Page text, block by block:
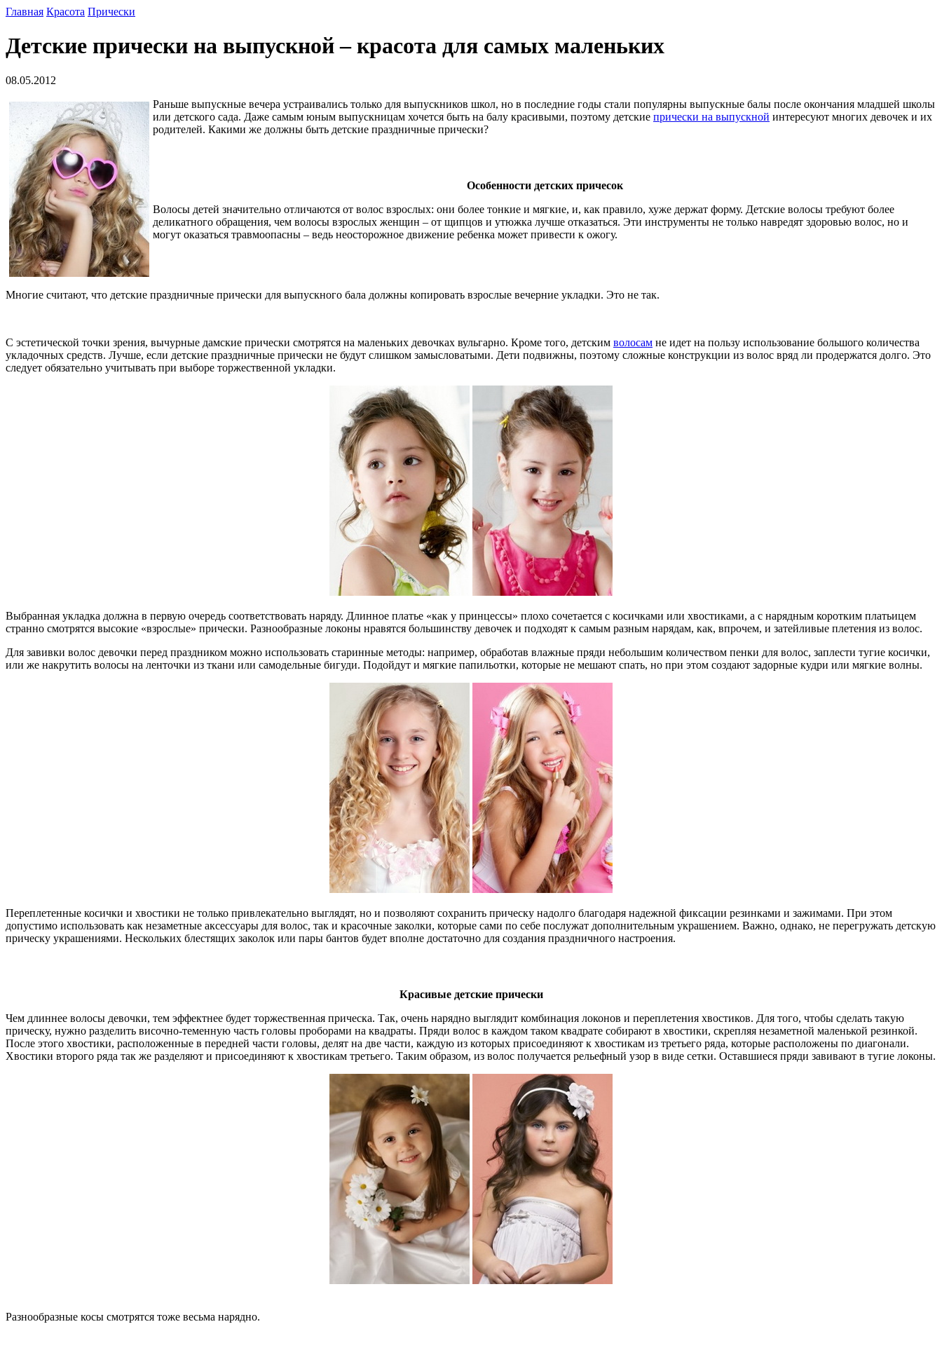
Главная Красота Прически
Детские прически на выпускной – красота для самых маленьких
08.05.2012
Раньше выпускные вечера устраивались только для выпускников школ, но в последние годы стали популярны выпускные балы после окончания младшей школы
или детского сада. Даже самым юным выпускницам хочется быть на балу красивыми, поэтому детские прически на выпускной интересуют многих девочек и их
родителей. Какими же должны быть детские праздничные прически?
Особенности детских причесок
Волосы детей значительно отличаются от волос взрослых: они более тонкие и мягкие, и, как правило, хуже держат форму. Детские волосы требуют более
деликатного обращения, чем волосы взрослых женщин – от щипцов и утюжка лучше отказаться. Эти инструменты не только навредят здоровью волос, но и
могут оказаться травмоопасны – ведь неосторожное движение ребенка может привести к ожогу.
Многие считают, что детские праздничные прически для выпускного бала должны копировать взрослые вечерние укладки. Это не так.
С эстетической точки зрения, вычурные дамские прически смотрятся на маленьких девочках вульгарно. Кроме того, детским волосам не идет на пользу использование большого количества
укладочных средств. Лучше, если детские праздничные прически не будут слишком замысловатыми. Дети подвижны, поэтому сложные конструкции из волос вряд ли продержатся долго. Это
следует обязательно учитывать при выборе торжественной укладки.
Выбранная укладка должна в первую очередь соответствовать наряду. Длинное платье «как у принцессы» плохо сочетается с косичками или хвостиками, а с нарядным коротким платьицем
странно смотрятся высокие «взрослые» прически. Разнообразные локоны нравятся большинству девочек и подходят к самым разным нарядам, как, впрочем, и затейливые плетения из волос.
Для завивки волос девочки перед праздником можно использовать старинные методы: например, обработав влажные пряди небольшим количеством пенки для волос, заплести тугие косички,
или же накрутить волосы на ленточки из ткани или самодельные бигуди. Подойдут и мягкие папильотки, которые не мешают спать, но при этом создают задорные кудри или мягкие волны.
Переплетенные косички и хвостики не только привлекательно выглядят, но и позволяют сохранить прическу надолго благодаря надежной фиксации резинками и зажимами. При этом
допустимо использовать как незаметные аксессуары для волос, так и красочные заколки, которые сами по себе послужат дополнительным украшением. Важно, однако, не перегружать детскую
прическу украшениями. Нескольких блестящих заколок или пары бантов будет вполне достаточно для создания праздничного настроения.
Красивые детские прически
Чем длиннее волосы девочки, тем эффектнее будет торжественная прическа. Так, очень нарядно выглядит комбинация локонов и переплетения хвостиков. Для того, чтобы сделать такую
прическу, нужно разделить височно-теменную часть головы проборами на квадраты. Пряди волос в каждом таком квадрате собирают в хвостики, скрепляя незаметной маленькой резинкой.
После этого хвостики, расположенные в передней части головы, делят на две части, каждую из которых присоединяют к хвостикам из третьего ряда, которые расположены по диагонали.
Хвостики второго ряда так же разделяют и присоединяют к хвостикам третьего. Таким образом, из волос получается рельефный узор в виде сетки. Оставшиеся пряди завивают в тугие локоны.
Разнообразные косы смотрятся тоже весьма нарядно.